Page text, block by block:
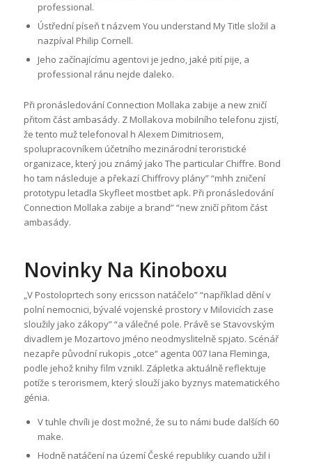
professional.
Ústřední píseň t názvem You understand My Title složil a
nazpíval Philip Cornell.
Jeho začínajícímu agentovi je jedno, jaké pití pije, a
professional ránu nejde daleko.
Při pronásledování Connection Mollaka zabije a new zničí
přitom část ambasády. Z Mollakova mobilního telefonu zjistí,
že tento muž telefonoval h Alexem Dimitriosem,
spolupracovníkem účetního mezinárodní teroristické
organizace, který jou známý jako The particular Chiffre. Bond
ho tam následuje a překazí Chiffrovy plány” “mhh zničení
prototypu letadla Skyfleet mostbet apk. Při pronásledování
Connection Mollaka zabije a brand” “new zničí přitom část
ambasády.
Novinky Na Kinoboxu
„V Postoloprtech sony ericsson natáčelo” “například dění v
polní nemocnici, bývalé vojenské prostory v Milovicích zase
sloužily jako zákopy” “a válečné pole. Právě se Stavovským
divadlem je Mozartovo jméno neodmyslitelně spjato. Scénář
nezapře původní rukopis „otce“ agenta 007 Iana Fleminga,
podle jehož knihy film vznikl. Zápletka aktuálně reflektuje
potíže s terorismem, který slouží jako byznys matematického
génia.
V tuhle chvíli je dost možné, že su to námi bude dalších 60
make.
Hodně natáčení na území České republiky cuando užil i